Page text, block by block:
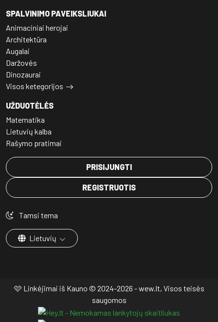
SPALVINIMO PAVEIKSLIUKAI
Animaciniai herojai
Architektūra
Augalai
Daržovės
Dinozaurai
Visos ketegorijos
UŽDUOTĖLĖS
Matematika
Lietuvių kalba
Rašymo pratimai
PRISIJUNGTI
REGISTRUOTIS
Tamsi tema
Lietuvių
🩷 Linkėjimai iš Kauno © 2024-2026 - wew.lt, Visos teisės
saugomos